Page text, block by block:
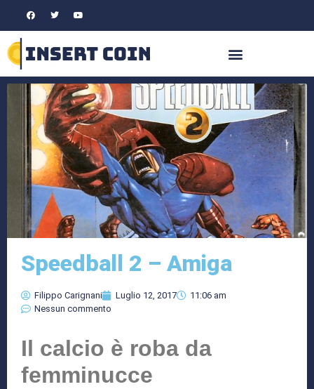
Speedball 2 – Amiga
Filippo Carignani Luglio 12, 2017
11:06 am
Nessun commento
Il calcio è roba da
femminucce